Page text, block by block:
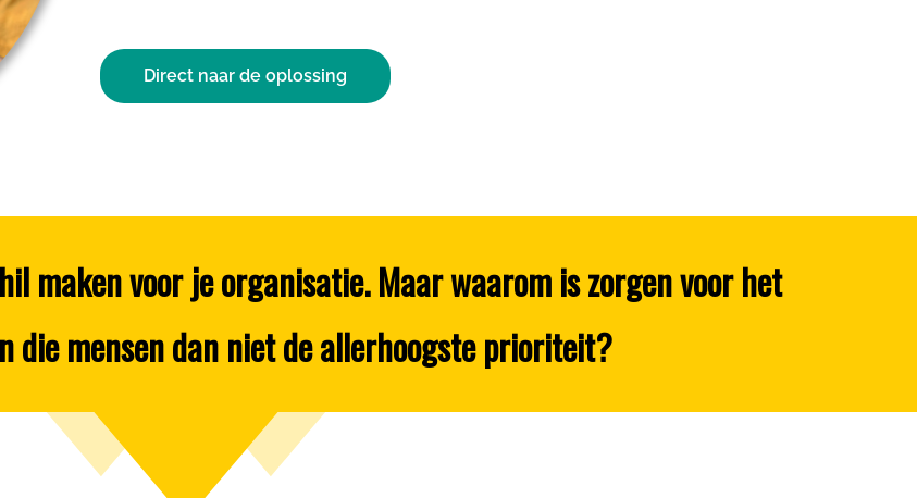
Direct naar de oplossing
maken voor je organisatie. Maar waarom is zorgen voor het
die mensen dan niet de allerhoogste prioriteit?